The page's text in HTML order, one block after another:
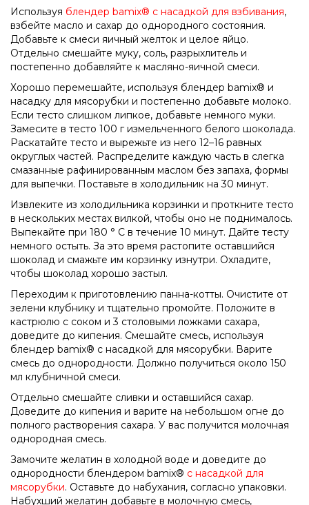
Используя блендер bamix® с насадкой для взбивания,
взбейте масло и сахар до однородного состояния.
Добавьте к смеси яичный желток и целое яйцо.
Отдельно смешайте муку, соль, разрыхлитель и
постепенно добавляйте к масляно-яичной смеси.
Хорошо перемешайте, используя блендер bamix® и
насадку для мясорубки и постепенно добавьте молоко.
Если тесто слишком липкое, добавьте немного муки.
Замесите в тесто 100 г измельченного белого шоколада.
Раскатайте тесто и вырежьте из него 12–16 равных
округлых частей. Распределите каждую часть в слегка
смазанные рафинированным маслом без запаха, формы
для выпечки. Поставьте в холодильник на 30 минут.
Извлеките из холодильника корзинки и проткните тесто
в нескольких местах вилкой, чтобы оно не поднималось.
Выпекайте при 180 ° С в течение 10 минут. Дайте тесту
немного остыть. За это время растопите оставшийся
шоколад и смажьте им корзинку изнутри. Охладите,
чтобы шоколад хорошо застыл.
Переходим к приготовлению панна-котты. Очистите от
зелени клубнику и тщательно промойте. Положите в
кастрюлю с соком и 3 столовыми ложками сахара,
доведите до кипения. Смешайте смесь, используя
блендер bamix® с насадкой для мясорубки. Варите
смесь до однородности. Должно получиться около 150
мл клубничной смеси.
Отдельно смешайте сливки и оставшийся сахар.
Доведите до кипения и варите на небольшом огне до
полного растворения сахара. У вас получится молочная
однородная смесь.
Замочите желатин в холодной воде и доведите до
однородности блендером bamix® с насадкой для
мясорубки. Оставьте до набухания, согласно упаковки.
Набухший желатин добавьте в молочную смесь,